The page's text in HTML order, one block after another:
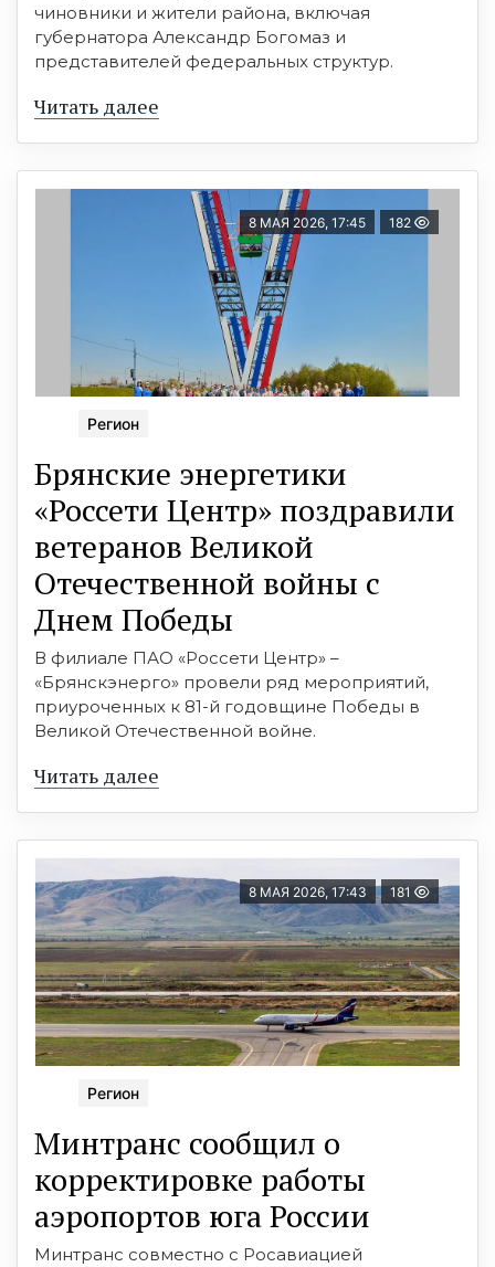
чиновники и жители района, включая
губернатора Александр Богомаз и
представителей федеральных структур.
Читать далее
8 МАЯ 2026, 17:45 182
Регион
Брянские энергетики
«Россети Центр» поздравили
ветеранов Великой
Отечественной войны с
Днем Победы
В филиале ПАО «Россети Центр» –
«Брянскэнерго» провели ряд мероприятий,
приуроченных к 81-й годовщине Победы в
Великой Отечественной войне.
Читать далее
8 МАЯ 2026, 17:43 181
Регион
Минтранс сообщил о
корректировке работы
аэропортов юга России
Минтранс совместно с Росавиацией